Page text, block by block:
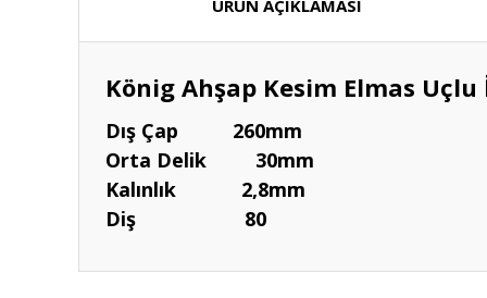
ÜRÜN AÇIKLAMASI
König Ahşap Kesim Elmas
Dış Çap 260mm
Orta Delik 30mm
Kalınlık 2,8mm
Diş 80